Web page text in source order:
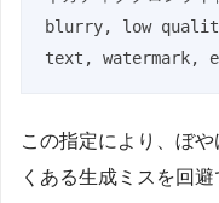
blurry, low
text, watermark,
この指定により、ぼ
くある生成ミスを回避